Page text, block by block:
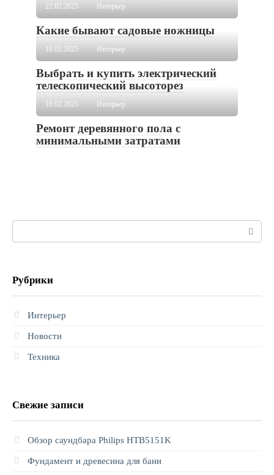
22.02.2025 Интерьер
Какие бывают садовые ножницы
18.02.2025 Интерьер
Выбрать и купить электрический
телескопический высоторез
18.02.2025 Интерьер
Ремонт деревянного пола с
минимальными затратами
Рубрики
Интерьер
Новости
Техника
Свежие записи
Обзор саундбара Philips HTB5151K
Фундамент и древесина для бани